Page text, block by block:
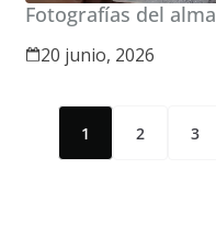
Fotografías del alma
20 junio, 2026
1 2 3